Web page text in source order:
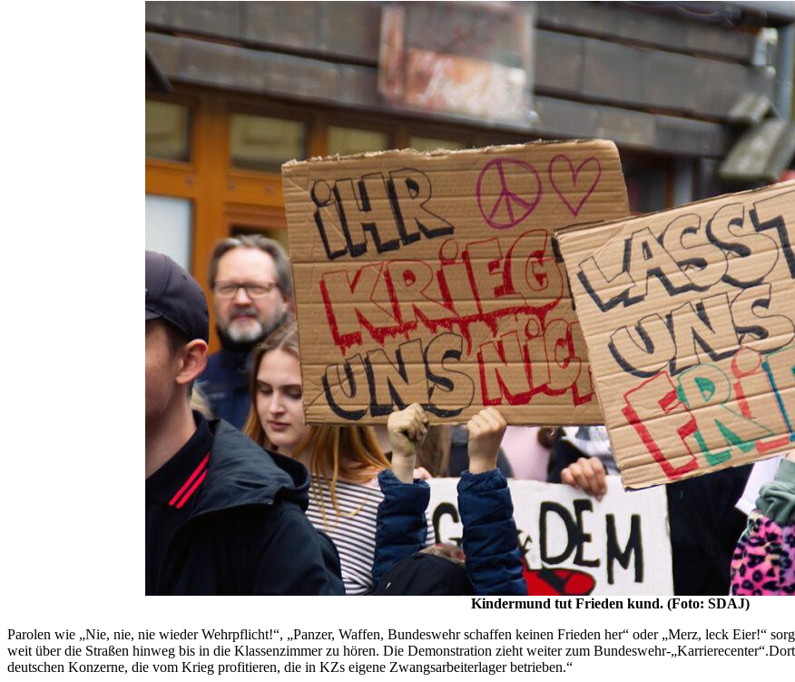
Kindermund tut Frieden kund. (Foto: SDAJ)
Parolen wie „Nie, nie, nie wieder Wehrpflicht!“, „Panzer, Waffen, Bundeswehr schaffen keinen Frieden her“ oder „Merz, leck Eier!“
weit über die Straßen hinweg bis in die Klassenzimmer zu hören. Die Demonstration zieht weiter zum Bundeswehr-
deutschen Konzerne, die vom Krieg profitieren, die in KZs eigene Zwangsarbeiterlager betrieben.“